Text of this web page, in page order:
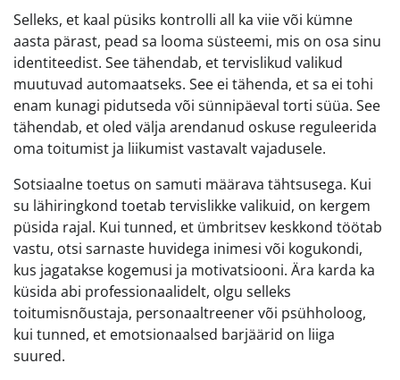
Selleks, et kaal püsiks kontrolli all ka viie või kümne
aasta pärast, pead sa looma süsteemi, mis on osa sinu
identiteedist. See tähendab, et tervislikud valikud
muutuvad automaatseks. See ei tähenda, et sa ei tohi
enam kunagi pidutseda või sünnipäeval torti süüa. See
tähendab, et oled välja arendanud oskuse reguleerida
oma toitumist ja liikumist vastavalt vajadusele.
Sotsiaalne toetus on samuti määrava tähtsusega. Kui
su lähiringkond toetab tervislikke valikuid, on kergem
püsida rajal. Kui tunned, et ümbritsev keskkond töötab
vastu, otsi sarnaste huvidega inimesi või kogukondi,
kus jagatakse kogemusi ja motivatsiooni. Ära karda ka
küsida abi professionaalidelt, olgu selleks
toitumisnõustaja, personaaltreener või psühholoog,
kui tunned, et emotsionaalsed barjäärid on liiga
suured.